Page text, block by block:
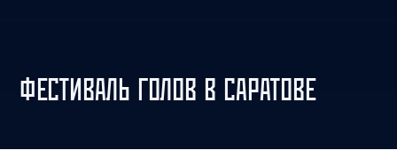
ФЕСТИВАЛЬ ГОЛОВ В САРАТОВЕ